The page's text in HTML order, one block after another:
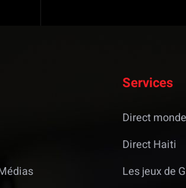
Services
Direct monde
Direct Haiti
Les jeux de